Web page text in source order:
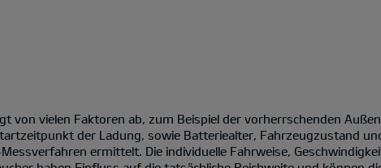
von vielen Faktoren ab, zum Beispiel der vorherrschenden
der Ladung, sowie Batteriealter, Fahrzeugzustand
ermittelt. Die individuelle Fahrweise,